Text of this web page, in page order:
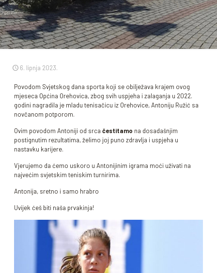
6. lipnja 2023.
Povodom Svjetskog dana sporta koji se obilježava krajem ovog
mjeseca Općina Orehovica, zbog svih uspjeha i zalaganja u 2022.
godini nagradila je mladu tenisačicu iz Orehovice, Antoniju Ružić sa
novčanom potporom.
Ovim povodom Antoniji od srca čestitamo na dosadašnjim
postignutim rezultatima, želimo joj puno zdravlja i uspjeha u
nastavku karijere.
Vjerujemo da ćemo uskoro u Antonijinim igrama moći uživati na
najvećim svjetskim teniskim turnirima.
Antonija, sretno i samo hrabro
Uvijek ćeš biti naša prvakinja!